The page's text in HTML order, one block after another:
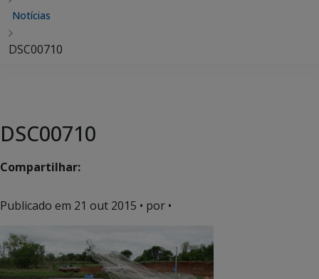
Notícias
DSC00710
DSC00710
Compartilhar:
Publicado em 21 out 2015 • por •